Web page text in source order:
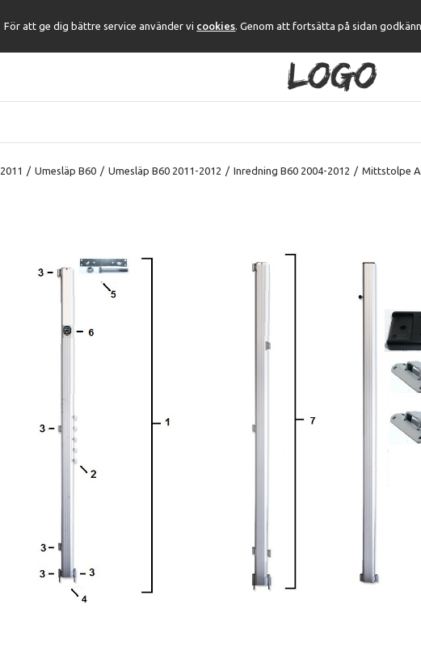
För att ge dig bättre service använder vi cookies. Genom att fortsätta på sidan
2011 / Umesläp B60 / Umesläp B60 2011-2012 / Inredning B60 2004-2012 / Mittstolpe